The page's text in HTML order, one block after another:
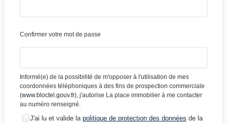
Confirmer votre mot de passe
Informé(e) de la possibilité de m'opposer à l'utilisation de mes
coordonnées téléphoniques à des fins de prospection commerciale
(www.bloctel.gouv.fr), j'autorise La place immobilier à me contacter
au numéro renseigné.
J'ai lu et valide la politique de protection des données de la